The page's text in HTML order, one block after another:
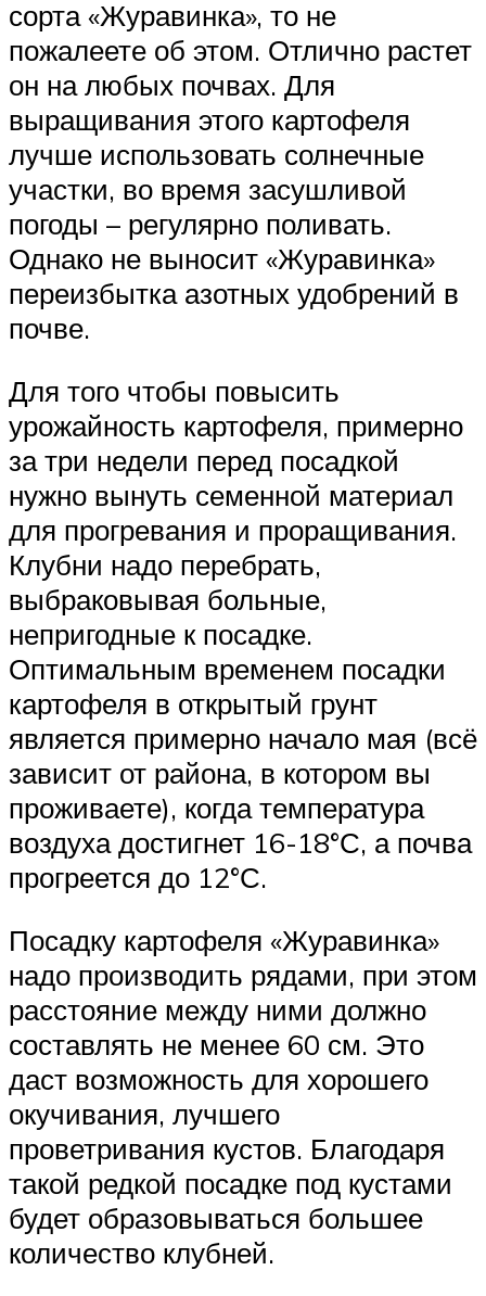
сорта «Журавинка», то не
пожалеете об этом. Отлично растет
он на любых почвах. Для
выращивания этого картофеля
лучше использовать солнечные
участки, во время засушливой
погоды – регулярно поливать.
Однако не выносит «Журавинка»
переизбытка азотных удобрений в
почве.
Для того чтобы повысить
урожайность картофеля, примерно
за три недели перед посадкой
нужно вынуть семенной материал
для прогревания и проращивания.
Клубни надо перебрать,
выбраковывая больные,
непригодные к посадке.
Оптимальным временем посадки
картофеля в открытый грунт
является примерно начало мая (всё
зависит от района, в котором вы
проживаете), когда температура
воздуха достигнет 16-18°С, а почва
прогреется до 12°С.
Посадку картофеля «Журавинка»
надо производить рядами, при этом
расстояние между ними должно
составлять не менее 60 см. Это
даст возможность для хорошего
окучивания, лучшего
проветривания кустов. Благодаря
такой редкой посадке под кустами
будет образовываться большее
количество клубней.